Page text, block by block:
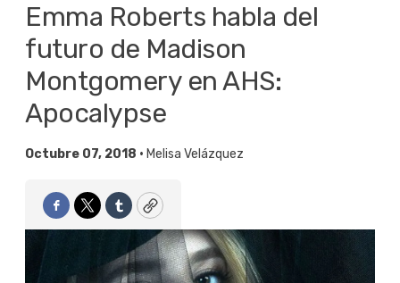
Emma Roberts habla del
futuro de Madison
Montgomery en AHS:
Apocalypse
Octubre 07, 2018 • Melisa Velázquez
Facebook
TwitterTumblrCopy